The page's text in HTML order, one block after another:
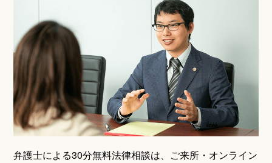
弁護士による30分無料法律相談は、ご来所・オンライン